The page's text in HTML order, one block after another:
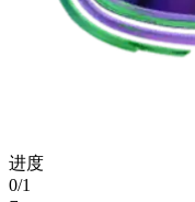
进度
0/1